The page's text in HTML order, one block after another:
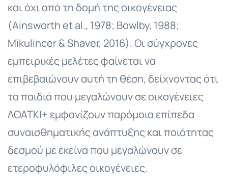
και όχι από τη δομή της οικογένειας
(Ainsworth et al., 1978; Bowlby, 1988;
Mikulincer & Shaver, 2016). Οι σύγχρονες
εμπειρικές μελέτες φαίνεται να
επιβεβαιώνουν αυτή τη θέση, δείχνοντας ότι
τα παιδιά που μεγαλώνουν σε οικογένειες
ΛΟΑΤΚΙ+ εμφανίζουν παρόμοια επίπεδα
συναισθηματικής ανάπτυξης και ποιότητας
δεσμού με εκείνα που μεγαλώνουν σε
ετεροφυλόφιλες οικογένειες.